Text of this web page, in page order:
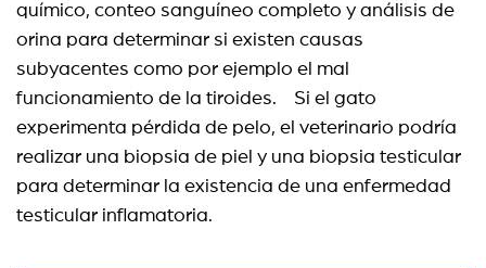
químico, conteo sanguíneo completo y análisis de
orina para determinar si existen causas
subyacentes como por ejemplo el mal
funcionamiento de la tiroides. Si el gato
experimenta pérdida de pelo, el veterinario podría
realizar una biopsia de piel y una biopsia testicular
para determinar la existencia de una enfermedad
testicular inflamatoria.